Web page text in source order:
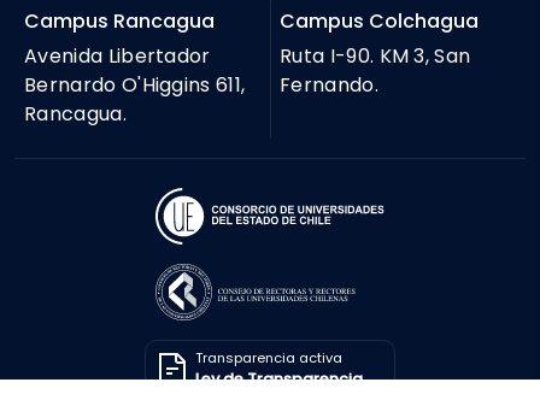
Campus Rancagua
Avenida Libertador
Bernardo O'Higgins 611,
Rancagua.
Campus Colchagua
Ruta I-90. KM 3, San
Fernando.
Transparencia activa
Ley de Transparencia